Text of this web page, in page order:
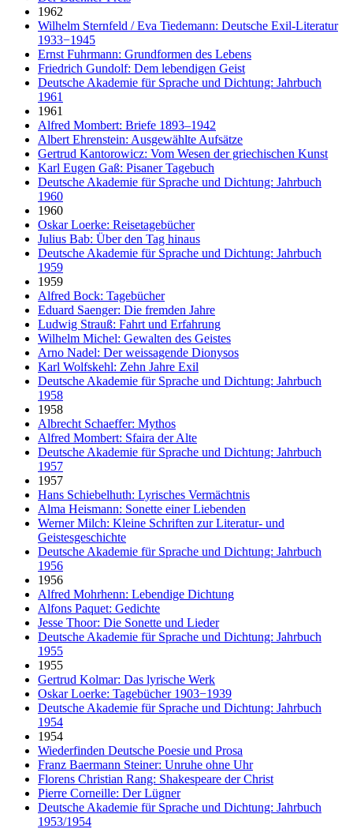
1962
Wilhelm Sternfeld / Eva Tiedemann: Deutsche Exil-Literatur
1933−1945
Ernst Fuhrmann: Grundformen des Lebens
Friedrich Gundolf: Dem lebendigen Geist
Deutsche Akademie für Sprache und Dichtung: Jahrbuch
1961
1961
Alfred Mombert: Briefe 1893–1942
Albert Ehrenstein: Ausgewählte Aufsätze
Gertrud Kantorowicz: Vom Wesen der griechischen Kunst
Karl Eugen Gaß: Pisaner Tagebuch
Deutsche Akademie für Sprache und Dichtung: Jahrbuch
1960
1960
Oskar Loerke: Reisetagebücher
Julius Bab: Über den Tag hinaus
Deutsche Akademie für Sprache und Dichtung: Jahrbuch
1959
1959
Alfred Bock: Tagebücher
Eduard Saenger: Die fremden Jahre
Ludwig Strauß: Fahrt und Erfahrung
Wilhelm Michel: Gewalten des Geistes
Arno Nadel: Der weissagende Dionysos
Karl Wolfskehl: Zehn Jahre Exil
Deutsche Akademie für Sprache und Dichtung: Jahrbuch
1958
1958
Albrecht Schaeffer: Mythos
Alfred Mombert: Sfaira der Alte
Deutsche Akademie für Sprache und Dichtung: Jahrbuch
1957
1957
Hans Schiebelhuth: Lyrisches Vermächtnis
Alma Heismann: Sonette einer Liebenden
Werner Milch: Kleine Schriften zur Literatur- und
Geistesgeschichte
Deutsche Akademie für Sprache und Dichtung: Jahrbuch
1956
1956
Alfred Mohrhenn: Lebendige Dichtung
Alfons Paquet: Gedichte
Jesse Thoor: Die Sonette und Lieder
Deutsche Akademie für Sprache und Dichtung: Jahrbuch
1955
1955
Gertrud Kolmar: Das lyrische Werk
Oskar Loerke: Tagebücher 1903−1939
Deutsche Akademie für Sprache und Dichtung: Jahrbuch
1954
1954
Wiederfinden Deutsche Poesie und Prosa
Franz Baermann Steiner: Unruhe ohne Uhr
Florens Christian Rang: Shakespeare der Christ
Pierre Corneille: Der Lügner
Deutsche Akademie für Sprache und Dichtung: Jahrbuch
1953/1954